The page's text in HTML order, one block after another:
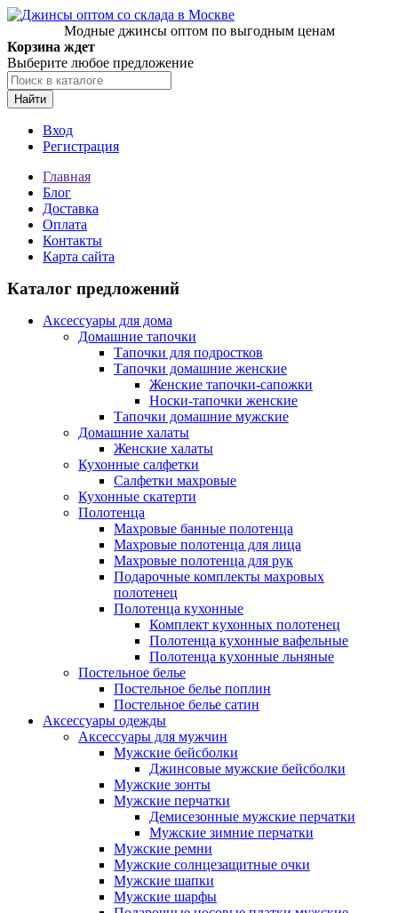
Модные джинсы оптом по выгодным ценам
Корзина ждет
Выберите любое предложение
Найти
Вход
Регистрация
Главная
Блог
Доставка
Оплата
Контакты
Карта сайта
Каталог предложений
Аксессуары для дома
Домашние тапочки
Тапочки для подростков
Тапочки домашние женские
Женские тапочки-сапожки
Носки-тапочки женские
Тапочки домашние мужские
Домашние халаты
Женские халаты
Кухонные салфетки
Салфетки махровые
Кухонные скатерти
Полотенца
Махровые банные полотенца
Махровые полотенца для лица
Махровые полотенца для рук
Подарочные комплекты махровых
полотенец
Полотенца кухонные
Комплект кухонных полотенец
Полотенца кухонные вафельные
Полотенца кухонные льняные
Постельное белье
Постельное белье поплин
Постельное белье сатин
Аксессуары одежды
Аксессуары для мужчин
Мужские бейсболки
Джинсовые мужские бейсболки
Мужские зонты
Мужские перчатки
Демисезонные мужские перчатки
Мужские зимние перчатки
Мужские ремни
Мужские солнцезащитные очки
Мужские шапки
Мужские шарфы